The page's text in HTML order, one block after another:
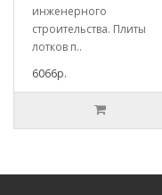
инженерного
строительства. Плиты
лотков п..
6066р.